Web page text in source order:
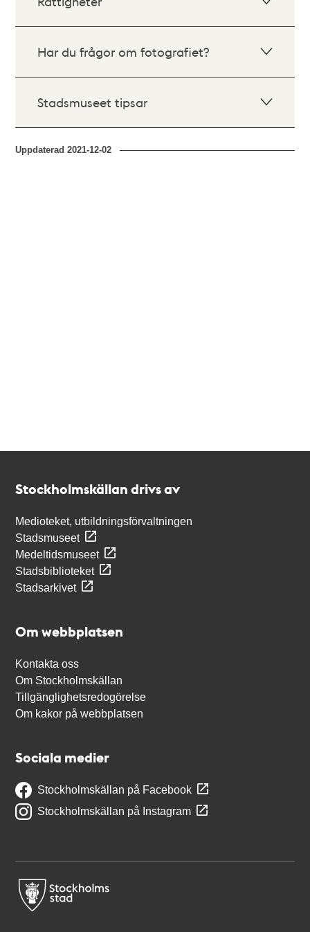
Har du frågor om fotografiet?
Stadsmuseet tipsar
Uppdaterad2021-12-02
Stockholmskällan drivs av
Medioteket, utbildningsförvaltningen
Stadsmuseet
Medeltidsmuseet
Stadsbiblioteket
Stadsarkivet
Om webbplatsen
Kontakta oss
Om Stockholmskällan
Tillgänglighetsredogörelse
Om kakor på webbplatsen
Sociala medier
Stockholmskällan på Facebook
Stockholmskällan på Instagram